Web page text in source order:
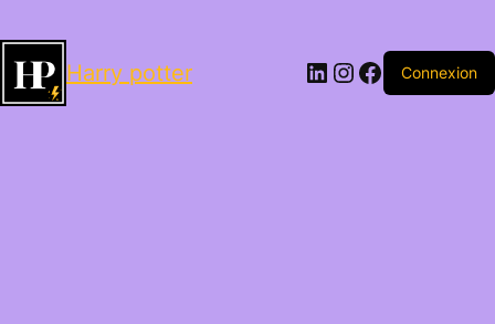
Harry potter LinkedIn
Instagram
Facebook
Connexion